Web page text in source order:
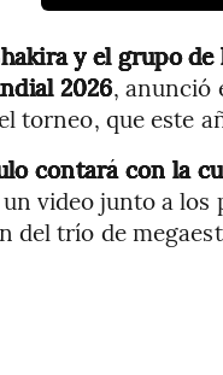
y el grupo
2026, anunció
torneo, que este
contará con la
video junto a los
del trío de